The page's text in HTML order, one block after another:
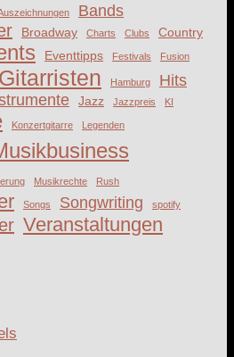
Bands
Broadway Charts Clubs
Country
Eventtipps Festivals Fusion
Gitarristen Hamburg Hits
Jazz Jazzpreis KI
Konzertgitarre Legenden
Musikrechte Rush
Songs Songwriting spotify
Veranstaltungen